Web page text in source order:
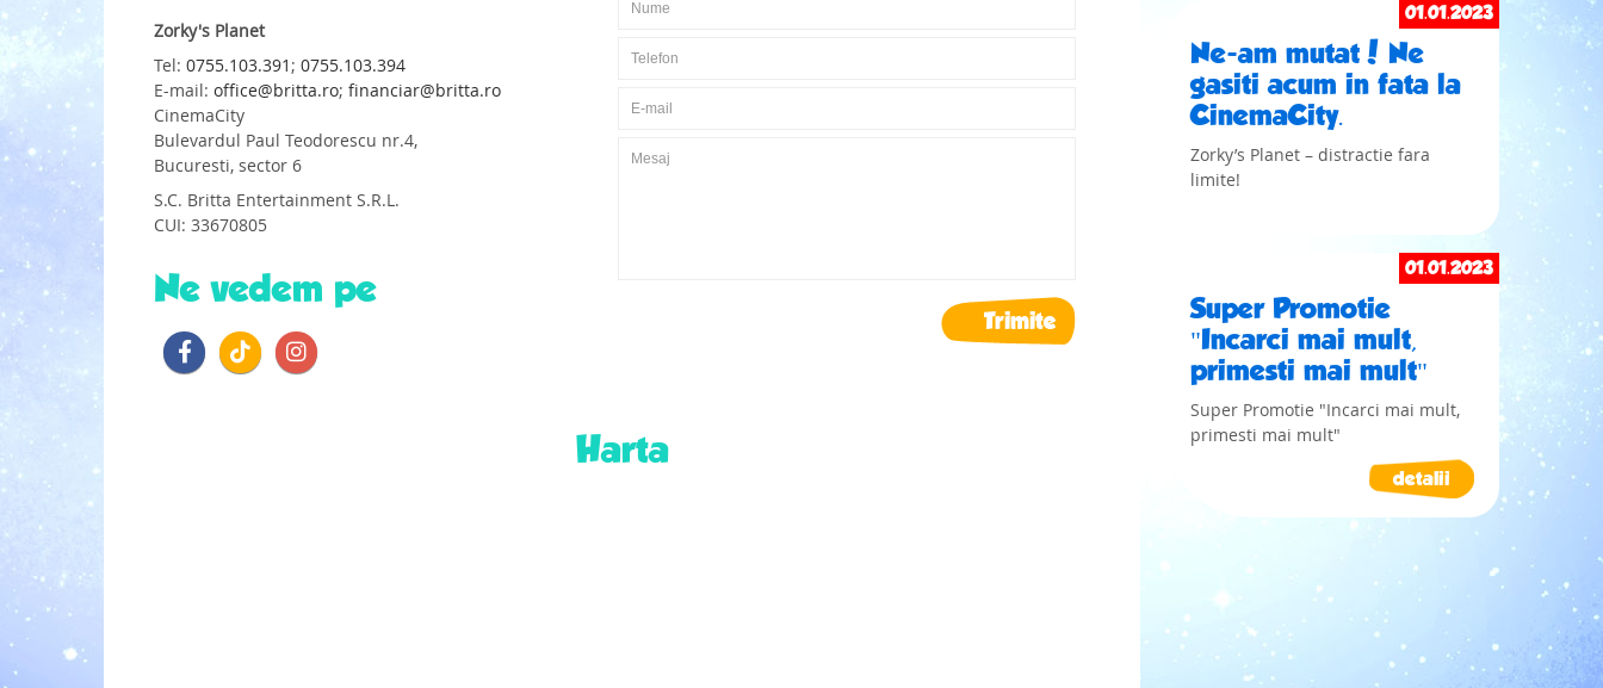
Zorky's Planet
Tel: 0755.103.391 ; 0755.103.394
E-mail: office@britta.ro; financiar@britta.ro
CinemaCity
Bulevardul Paul Teodorescu nr.4,
Bucuresti, sector 6
S.C. Britta Entertainment S.R.L.
CUI: 33670805
Ne vedem pe
Trimite
Harta
01.01.2023
Ne-am mutat! Ne
gasiti acum in fata la
CinemaCity.
Zorky’s Planet – distractie fara
limite!
01.01.2023
Super Promotie
"Incarci mai mult,
primesti mai mult"
Super Promotie "Incarci mai mult,
primesti mai mult"
detalii